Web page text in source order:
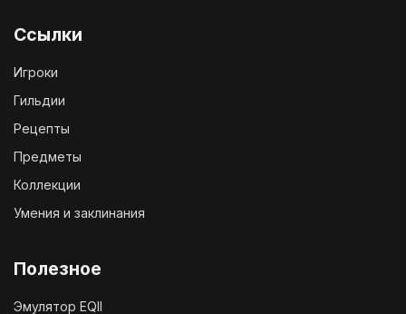
Ссылки
Игроки
Гильдии
Рецепты
Предметы
Коллекции
Умения и заклинания
Полезное
Эмулятор EQII